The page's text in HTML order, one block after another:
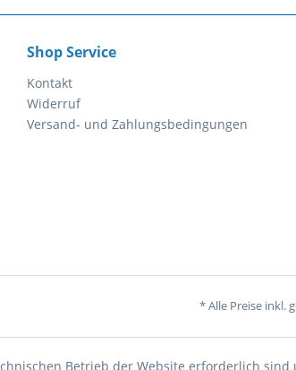
Shop Service
Kontakt
Widerruf
Versand- und Zahlungsbedingungen
* Alle Preise inkl.
Betrieb der Website erforderlich sind